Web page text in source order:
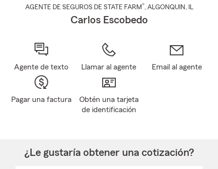
AGENTE DE SEGUROS DE STATE FARM®, ALGONQUIN , IL
Carlos Escobedo
Agente de texto Llamar al agente Email al agente
Pagar una factura
Obtén una tarjeta
de identificación
¿Le gustaría obtener una cotización?